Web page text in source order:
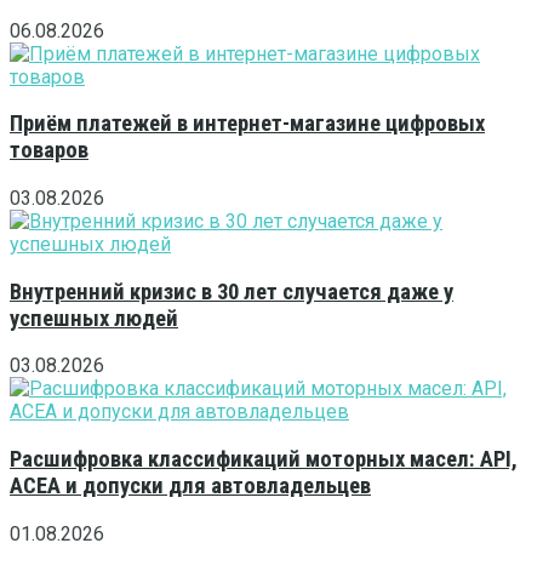
06.08.2026
Приём платежей в интернет-магазине цифровых
товаров
03.08.2026
Внутренний кризис в 30 лет случается даже у
успешных людей
03.08.2026
Расшифровка классификаций моторных масел: API,
ACEA и допуски для автовладельцев
01.08.2026